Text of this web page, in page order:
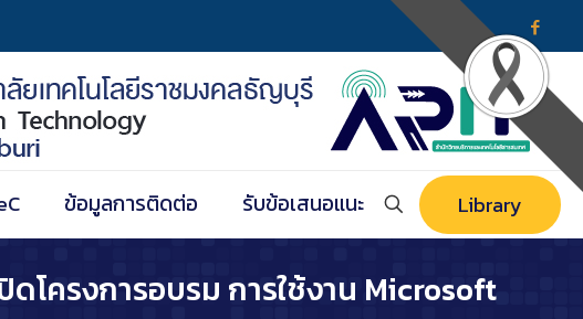
ข้อมูลการติดต่อ รับข้อเสนอแนะ Library
โครงการอบรม การใช้งาน Microsoft